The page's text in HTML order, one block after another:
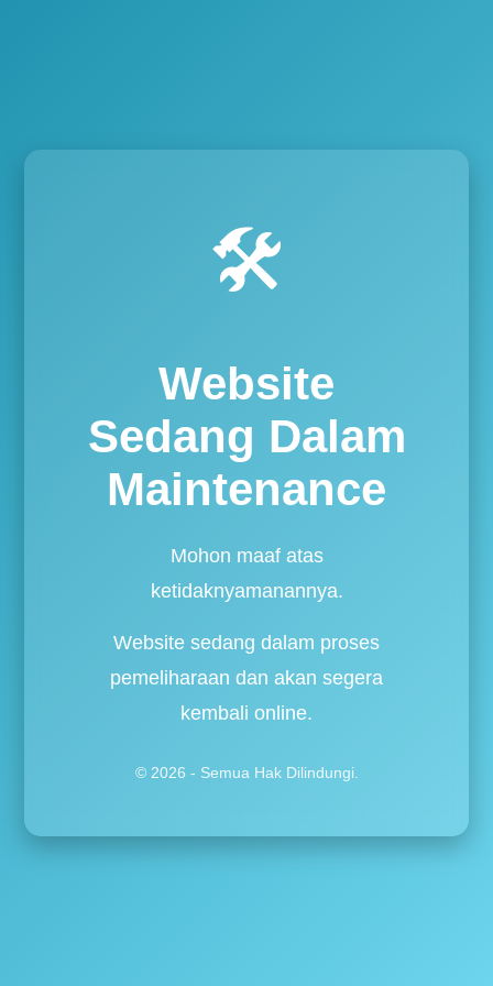
🛠️
Website
Sedang Dalam
Maintenance
Mohon maaf atas
ketidaknyamanannya.
Website sedang dalam proses
pemeliharaan dan akan segera
kembali online.
© 2026 - Semua Hak Dilindungi.